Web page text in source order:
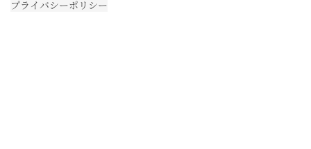
プライバシーポリシー